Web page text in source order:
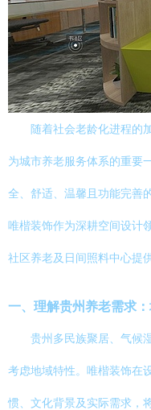
随着社会老龄化进程的
为城市养老服务体系的重要
全、舒适、温馨且功能完善
唯楷装饰作为深耕空间设计
社区养老及日间照料中心提
一、理解贵州养老需求
贵州多民族聚居、气候
考虑地域特性。唯楷装饰在
惯、文化背景及实际需求，